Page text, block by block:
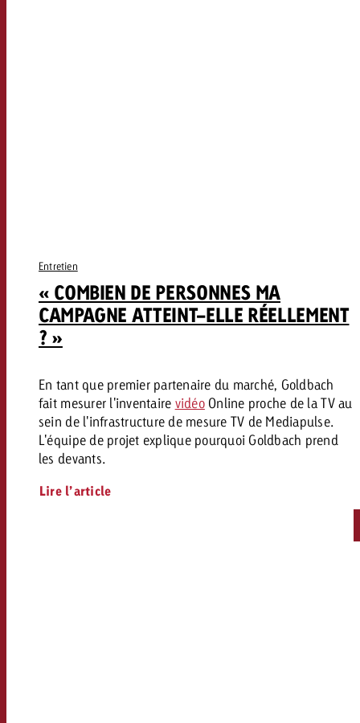
Entretien
« COMBIEN DE PERSONNES MA
CAMPAGNE ATTEINT-ELLE RÉELLEMENT
? »
En tant que premier partenaire du marché, Goldbach
fait mesurer l'inventaire vidéoOnline proche de la TV au
sein de l'infrastructure de mesure TV de Mediapulse.
L'équipe de projet explique pourquoi Goldbach prend
les devants.
Lire l’article